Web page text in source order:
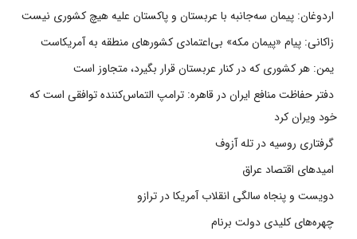
اردوغان: پیمان سه‌جانبه با عربستان و پاکستان علیه هیچ کشوری نیست
زاکانی: پیام «پیمان مکه» بی‌اعتمادی کشورهای منطقه به آمریکاست
یمن: هر کشوری که در کنار عربستان قرار بگیرد، متجاوز است
دفتر حفاظت منافع ایران در قاهره: ترامپ التماس‌کننده توافقی است که
خود ویران کرد
گرفتاری روسیه در تله آزوف
امیدهای اقتصاد عراق
دویست و پنجاه سالگی انقلاب آمریکا در ترازو
چهره‌های کلیدی دولت برنام